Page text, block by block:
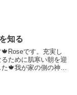
知る
です。充実し
ために肌寒い朝を迎
🍁我が家の側の神聖